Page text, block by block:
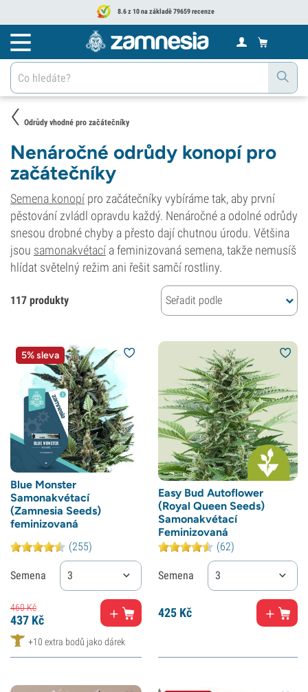
8.6 z 10 na základě 79659 recenze
Odrůdy vhodné pro začátečníky
Nenáročné odrůdy konopí pro
začátečníky
Semena konopí pro začátečníky vybíráme tak, aby první
pěstování zvládl opravdu každý. Nenáročné a odolné odrůdy
snesou drobné chyby a přesto dají chutnou úrodu. Většina
jsou samonakvétací a feminizovaná semena, takže nemusíš
hlídat světelný režim ani řešit samčí rostliny.
117 produkty Seřadit podle
5% sleva
Blue Monster
Samonakvétací
(Zamnesia Seeds)
feminizovaná
(255)
Semena 3
460Kč
437 Kč
+10 extra bodů jako dárek
Easy Bud Autoflower
(Royal Queen Seeds)
Samonakvétací
Feminizovaná
(62)
Semena 3
425 Kč